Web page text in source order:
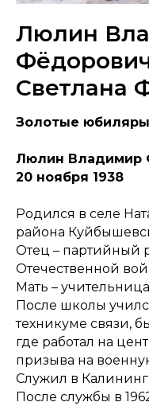
Люлин
Светлана
Золотые юбиляры
Люлин Владимир
20 ноября 1938
Родился в селе
района
Отец – партийный
Отечественной
Мать –
После школы
техникуме связи,
где работал на
призыва на
Служил в
После службы в